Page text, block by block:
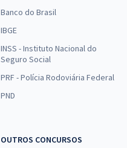
Banco do Brasil
IBGE
INSS - Instituto Nacional do
Seguro Social
PRF - Polícia Rodoviária Federal
PND
OUTROS CONCURSOS